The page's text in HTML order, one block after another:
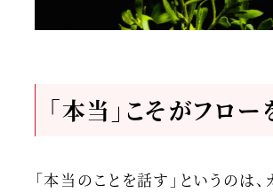
「本当」こそがフロ
「本当のことを話す」というのは、